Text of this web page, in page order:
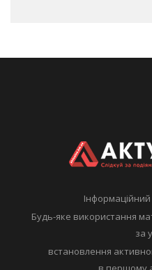
Будь-яке використання
за
встановлення